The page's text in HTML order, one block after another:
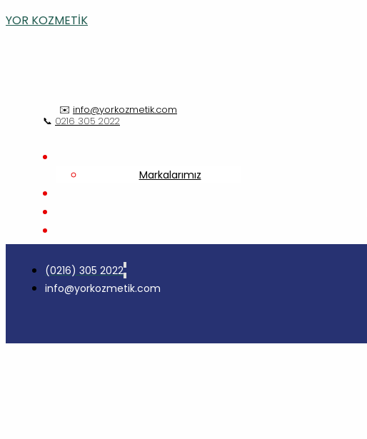
atla
YOR KOZMETİK
✉️ info@yorkozmetik.com
📞 0216 305 2022
Markalarımız
(0216) 305 2022
info@yorkozmetik.com
Instant